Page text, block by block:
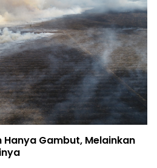
Hanya Gambut, Melainkan